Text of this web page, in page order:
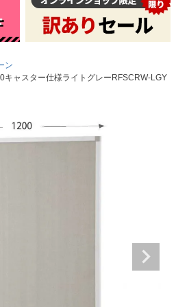
ン
キャスター仕様ライトグレーRFSCRW-LGY